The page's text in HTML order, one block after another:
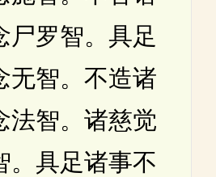
尸罗智。具足
无智。不造诸
法智。诸慈觉
。具足诸事不